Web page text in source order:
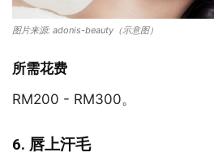
图片来源: adonis-beauty（示意图）
所需花费
RM200 - RM300。
6. 唇上汗毛